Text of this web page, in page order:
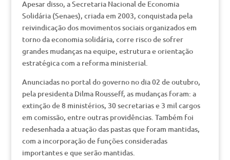
Apesar disso, a Secretaria Nacional de Economia
Solidária (Senaes), criada em 2003, conquistada pela
reivindicação dos movimentos sociais organizados em
torno da economia solidária, corre risco de sofrer
grandes mudanças na equipe, estrutura e orientação
estratégica com a reforma ministerial.
Anunciadas no portal do governo no dia 02 de outubro,
pela presidenta Dilma Rousseff, as mudanças foram: a
extinção de 8 ministérios, 30 secretarias e 3 mil cargos
em comissão, entre outras providências. Também foi
redesenhada a atuação das pastas que foram mantidas,
com a incorporação de funções consideradas
importantes e que serão mantidas.